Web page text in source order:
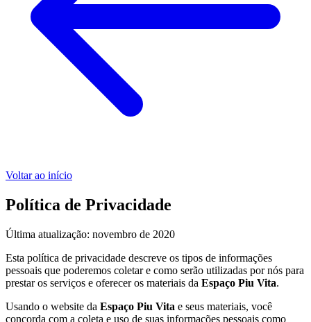
Voltar ao início
Política de Privacidade
Última atualização: novembro de 2020
Esta política de privacidade descreve os tipos de informações
pessoais que poderemos coletar e como serão utilizadas por nós para
prestar os serviços e oferecer os materiais da Espaço Piu Vita.
Usando o website da Espaço Piu Vita e seus materiais, você
concorda com a coleta e uso de suas informações pessoais como